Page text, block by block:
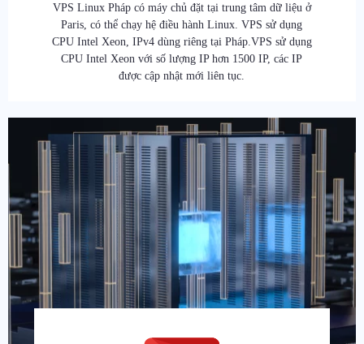
VPS Linux Pháp có máy chủ đặt tại trung tâm dữ liệu ở
Paris, có thể chạy hệ điều hành Linux. VPS sử dụng
CPU Intel Xeon, IPv4 dùng riêng tại Pháp.VPS sử dụng
CPU Intel Xeon với số lượng IP hơn 1500 IP, các IP
được cập nhật mới liên tục.